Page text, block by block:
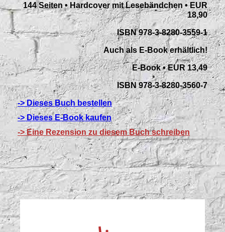
144 Seiten • Hardcover mit Lesebändchen • EUR
18,90
ISBN 978-3-8280-3559-1
Auch als E-Book erhältlich!
E-Book • EUR 13,49
ISBN 978-3-8280-3560-7
-> Dieses Buch bestellen
-> Dieses E-Book kaufen
-> Eine Rezension zu diesem Buch schreiben